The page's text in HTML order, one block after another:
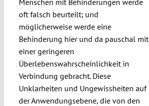
oft falsch beurteilt; und
möglicherweise werde eine
Behinderung hier und da pauschal mit
einer geringeren
Überlebenswahrscheinlichkeit in
Verbindung gebracht. Diese
Unklarheiten und Ungewissheiten auf
der Anwendungsebene, die von den